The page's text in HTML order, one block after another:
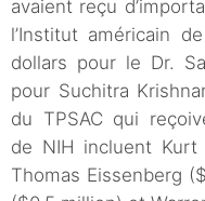
avaient reçu
l’Institut américain
dollars pour le Dr.
pour Suchitra
du TPSAC qui
de NIH incluent Kurt
Thomas Eissenberg